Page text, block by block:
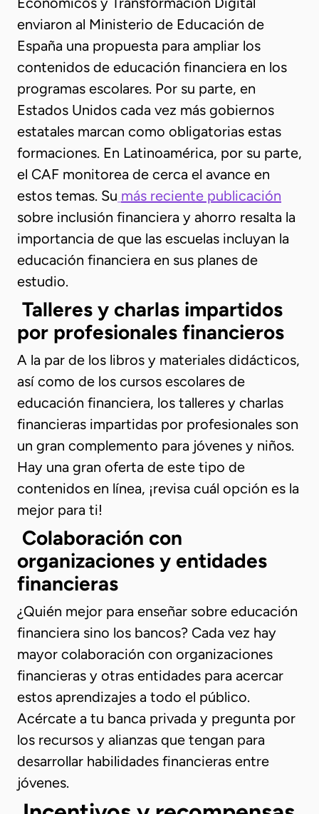
enviaron al Ministerio de Educación de
España una propuesta para ampliar los
contenidos de educación financiera en los
programas escolares. Por su parte, en
Estados Unidos cada vez más gobiernos
estatales marcan como obligatorias estas
formaciones. En Latinoamérica, por su parte,
el CAF monitorea de cerca el avance en
estos temas. Su más reciente publicación
sobre inclusión financiera y ahorro resalta la
importancia de que las escuelas incluyan la
educación financiera en sus planes de
estudio.
Talleres y charlas impartidos
por profesionales financieros
A la par de los libros y materiales didácticos,
así como de los cursos escolares de
educación financiera, los talleres y charlas
financieras impartidas por profesionales son
un gran complemento para jóvenes y niños.
Hay una gran oferta de este tipo de
contenidos en línea, ¡revisa cuál opción es la
mejor para ti!
Colaboración con
organizaciones y entidades
financieras
¿Quién mejor para enseñar sobre educación
financiera sino los bancos? Cada vez hay
mayor colaboración con organizaciones
financieras y otras entidades para acercar
estos aprendizajes a todo el público.
Acércate a tu banca privada y pregunta por
los recursos y alianzas que tengan para
desarrollar habilidades financieras entre
jóvenes.